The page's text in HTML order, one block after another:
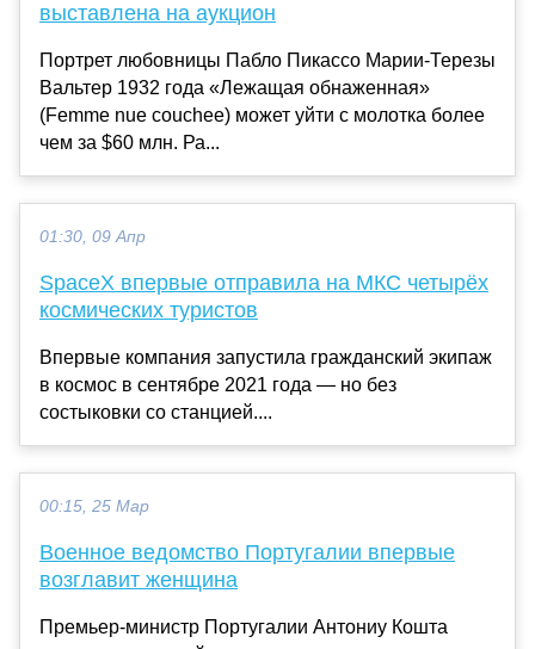
выставлена на аукцион
Портрет любовницы Пабло Пикассо Марии-Терезы
Вальтер 1932 года «Лежащая обнаженная»
(Femme nue couchee) может уйти с молотка более
чем за $60 млн. Ра...
01:30, 09 Апр
SpaceX впервые отправила на МКС четырёх
космических туристов
Впервые компания запустила гражданский экипаж
в космос в сентябре 2021 года — но без
состыковки со станцией....
00:15, 25 Мар
Военное ведомство Португалии впервые
возглавит женщина
Премьер-министр Португалии Антониу Кошта